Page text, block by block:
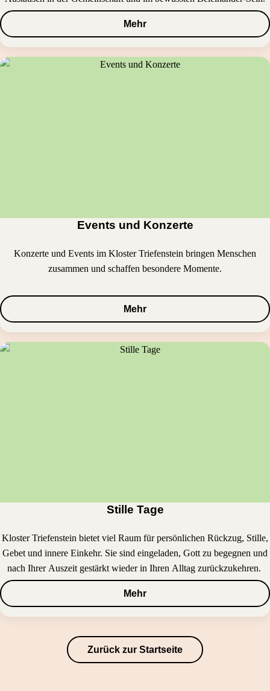
Mehr
Events und Konzerte
Konzerte und Events im Kloster Triefenstein bringen Menschen
zusammen und schaffen besondere Momente.
Mehr
Stille Tage
Kloster Triefenstein bietet viel Raum für persönlichen Rückzug, Stille,
Gebet und innere Einkehr. Sie sind eingeladen, Gott zu begegnen und
nach Ihrer Auszeit gestärkt wieder in Ihren Alltag zurückzukehren.
Mehr
Zurück zur Startseite